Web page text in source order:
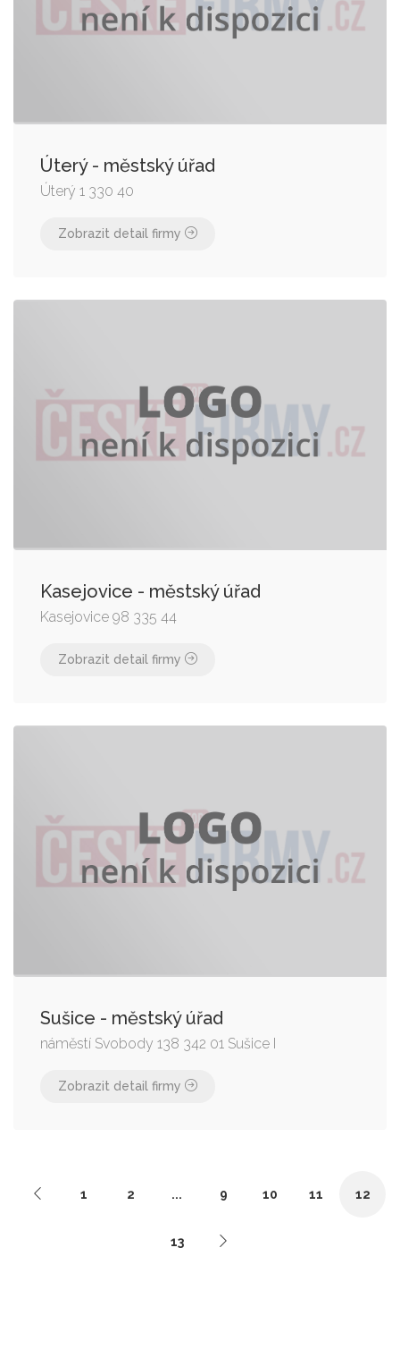
Úterý - městský úřad
Úterý 1 330 40
Zobrazit detail firmy
Kasejovice - městský úřad
Kasejovice 98 335 44
Zobrazit detail firmy
Sušice - městský úřad
náměstí Svobody 138 342 01 Sušice I
Zobrazit detail firmy
1 2 ... 9 10 11 12
13